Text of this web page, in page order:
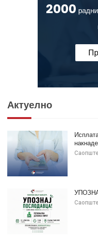
2000
Актуелно